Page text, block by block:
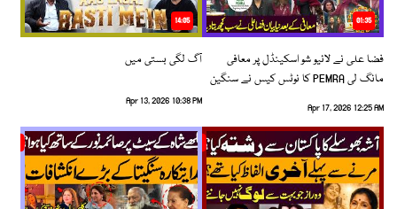
01:35
فضا علی نے لائیو شو اسکینڈل پر معافی
مانگ لی PEMRA کا نوٹس کیس نے سنگین
Apr 17, 2026 12:25 AM
14:05
آگ لگی بستی میں
Apr 13, 2026 10:38 PM